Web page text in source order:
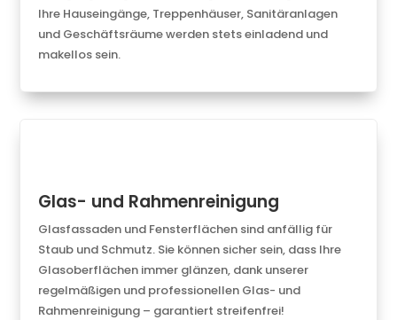
Ihre Hauseingänge, Treppenhäuser, Sanitäranlagen
und Geschäftsräume werden stets einladend und
makellos sein.
Glas- und Rahmenreinigung
Glasfassaden und Fensterflächen sind anfällig für
Staub und Schmutz. Sie können sicher sein, dass Ihre
Glasoberflächen immer glänzen, dank unserer
regelmäßigen und professionellen Glas- und
Rahmenreinigung – garantiert streifenfrei!